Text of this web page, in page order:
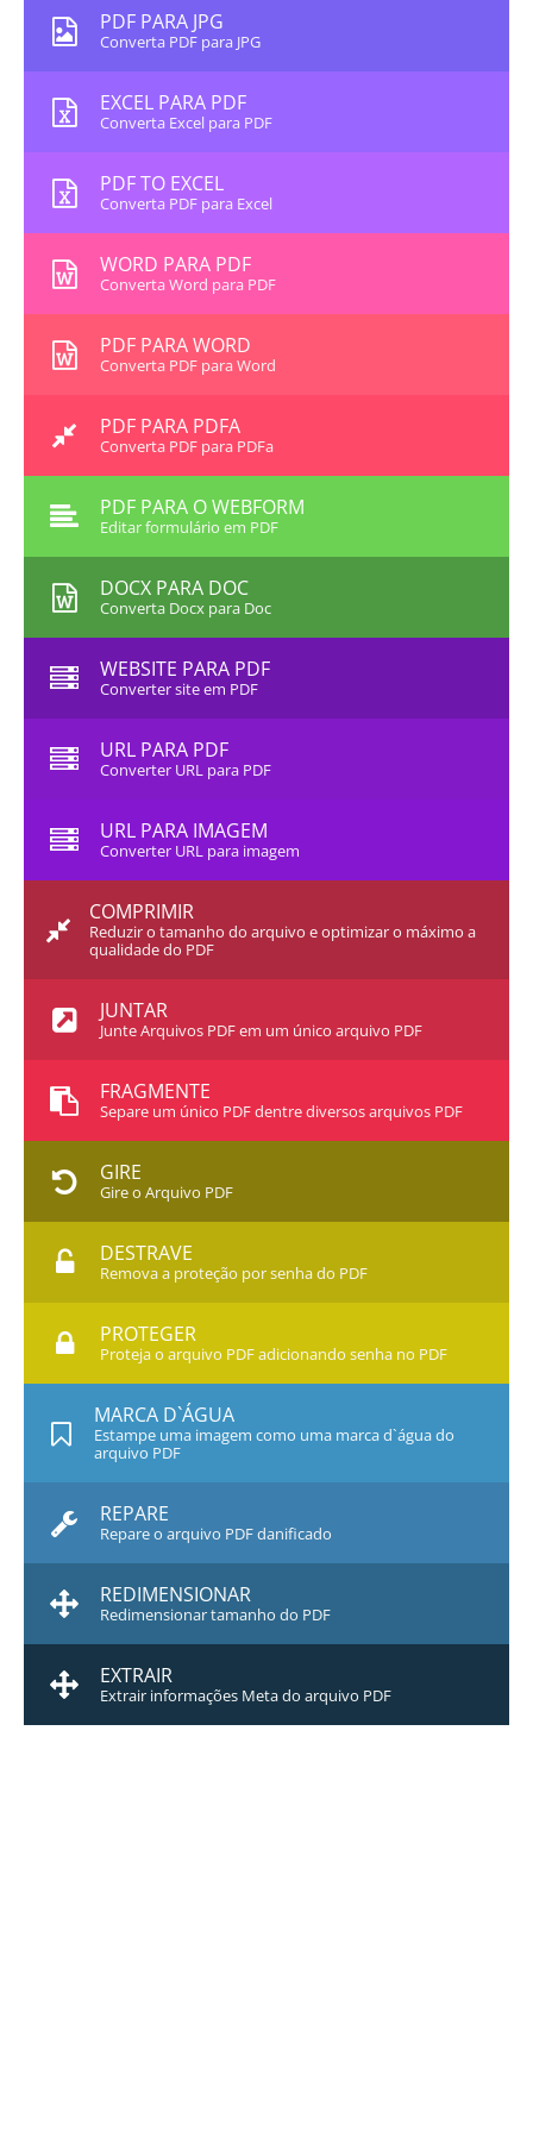
PDF PARA JPG
Converta PDF para JPG
EXCEL PARA PDF
Converta Excel para PDF
PDF TO EXCEL
Converta PDF para Excel
WORD PARA PDF
Converta Word para PDF
PDF PARA WORD
Converta PDF para Word
PDF PARA PDFA
Converta PDF para PDFa
PDF PARA O WEBFORM
Editar formulário em PDF
DOCX PARA DOC
Converta Docx para Doc
WEBSITE PARA PDF
Converter site em PDF
URL PARA PDF
Converter URL para PDF
URL PARA IMAGEM
Converter URL para imagem
COMPRIMIR
Reduzir o tamanho do arquivo e optimizar o máximo a
qualidade do PDF
JUNTAR
Junte Arquivos PDF em um único arquivo PDF
FRAGMENTE
Separe um único PDF dentre diversos arquivos PDF
GIRE
Gire o Arquivo PDF
DESTRAVE
Remova a proteção por senha do PDF
PROTEGER
Proteja o arquivo PDF adicionando senha no PDF
MARCA D`ÁGUA
Estampe uma imagem como uma marca d`água do
arquivo PDF
REPARE
Repare o arquivo PDF danificado
REDIMENSIONAR
Redimensionar tamanho do PDF
EXTRAIR
Extrair informações Meta do arquivo PDF